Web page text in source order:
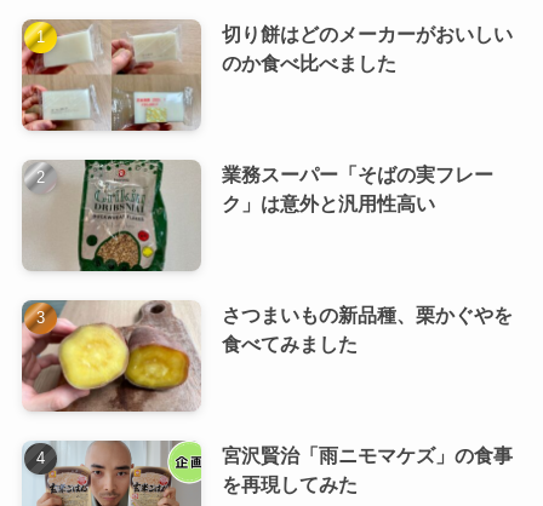
切り餅はどのメーカーがおいしい
のか食べ比べました
業務スーパー「そばの実フレー
ク」は意外と汎用性高い
さつまいもの新品種、栗かぐやを
食べてみました
宮沢賢治「雨ニモマケズ」の食事
を再現してみた